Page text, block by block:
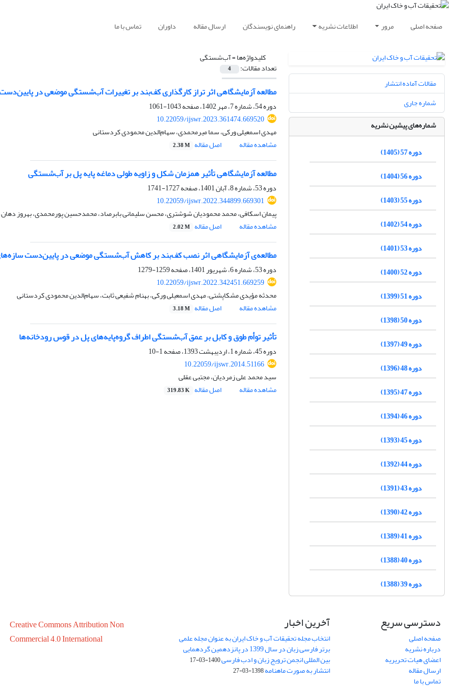
صفحه اصلی مرور اطلاعات نشریه راهنمای نویسندگان ارسال مقاله داوران تماس با ما
کلیدواژه‌ها =آب‌شستگی
تعداد مقالات: 4
مطالعه آزمایشگاهی اثر تراز کارگذاری کف‌بند بر تغییرات آب‌شستگی موضعی در
دوره 54، شماره 7، مهر 1402، صفحه
1043-1061
10.22059/ijswr.2023.361474.669520
مهدی اسمعیلی ورکی، سما میرمحمدی، سهام‌الدین محمودی کردستانی
مشاهده مقاله
اصل مقاله 2.38 M
مطالعه آزمایشگاهی تأثیر همزمان شکل و زاویه طولی دماغه پایه‌ پل بر آب‌شستگی
دوره 53، شماره 8، آبان 1401، صفحه
1727-1741
10.22059/ijswr.2022.344899.669301
پیمان اسکافی، محمد محمودیان شوشتری، محسن سلیمانی بابرصاد، محمدحسین پورمحمدی، بهروز دهان
مشاهده مقاله
اصل مقاله 2.02 M
مطالعه‌ی آزمایشگاهی اثر نصب کف‌بند بر کاهش آب‌شستگی موضعی در پایین‌دست
دوره 53، شماره 6، شهریور 1401، صفحه
1259-1279
10.22059/ijswr.2022.342451.669259
محدثه مؤیدی مشکاپشتی، مهدی اسمعیلی ورکی، بهنام شفیعی ثابت، سهام‌الدین محمودی کردستانی
مشاهده مقاله
اصل مقاله 3.18 M
تأثیر توأم طوق و کابل بر عمق آب‌شستگی اطراف گروه‌پایه‌های پل در قوس رودخانه‌ها
دوره 45، شماره 1، اردیبهشت 1393، صفحه
1-10
10.22059/ijswr.2014.51166
سید محمد علی زمردیان، مجتبی عقلی
مشاهده مقاله
اصل مقاله 319.83 K
مقالات آماده انتشار
شماره جاری
شماره‌های پیشین نشریه
دوره 57 (1405)
دوره 56 (1404)
دوره 55 (1403)
دوره 54 (1402)
دوره 53 (1401)
دوره 52 (1400)
دوره 51 (1399)
دوره 50 (1398)
دوره 49 (1397)
دوره 48 (1396)
دوره 47 (1395)
دوره 46 (1394)
دوره 45 (1393)
دوره 44 (1392)
دوره 43 (1391)
دوره 42 (1390)
دوره 41 (1389)
دوره 40 (1388)
دوره 39 (1388)
دسترسی سریع
صفحه اصلی
درباره نشریه
اعضای هیات تحریریه
ارسال مقاله
تماس با ما
آخرین اخبار
انتخاب مجله تحقیقات آب و خاک ایران به عنوان مجله علمی
برتر فارسی زبان در سال 1399 در پانزدهمین گردهمایی
بین المللی انجمن ترویج زبان و ادب فارسی1400-03-17
انتشار به صورت ماهنامه1398-03-27
Creative Commons Attribution Non
Commercial 4.0 International